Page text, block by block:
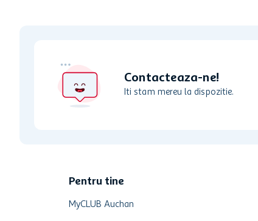
Contacteaza-ne!
Iti stam mereu la dispozitie.
Pentru tine
MyCLUB Auchan